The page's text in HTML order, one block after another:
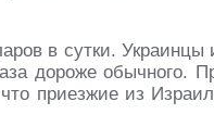
в сутки. Украинцы
дороже обычного.
приезжие из